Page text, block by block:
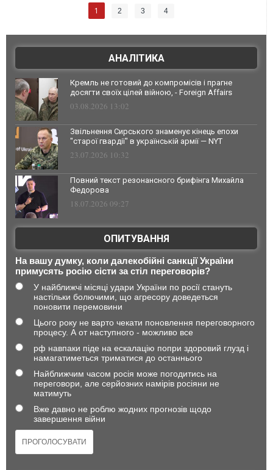
1 2 3 4
АНАЛІТИКА
Кремль не готовий до компромісів і прагне
досягти своїх цілей війною, - Foreign Affairs
03.08.2026 13:02
Звільнення Сирського знаменує кінець епохи
"старої гвардії" в українській армії — NYT
23.07.2026 10:32
Повний текст резонансного брифінга Михайла
Федорова
18.07.2026 09:27
ОПИТУВАННЯ
На вашу думку, коли далекобійні санкції України
примусять росію сісти за стіл переговорів?
У найближчі місяці удари України по росії стануть
настільки болючими, що агресору доведеться
поновити перемовини
Цього року не варто чекати поновлення переговорного
процесу. А от наступного - можливо все
рф навпаки піде на ескалацію попри здоровий глузд і
намагатиметься триматися до останнього
Найближчим часом росія може погодитись на
переговори, але серйозних намірів росіяни не
матимуть
Вже давно не роблю жодних прогнозів щодо
завершення війни